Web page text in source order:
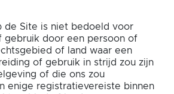
de Site is niet bedoeld voor
gebruik door een persoon of
of land waar een
of gebruik in strijd zou zijn
of die ons zou
enige registratievereiste binnen